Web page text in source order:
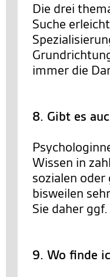
Die drei
Suche
immer die
8. Gibt es
Wissen in
sozialen oder
bisweilen
Sie daher
9. Wo finde